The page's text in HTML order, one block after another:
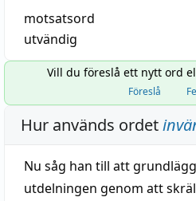
motsatsord
utvändig
Vill du föreslå ett nytt ord
Föreslå
Hur används ordet
Nu såg han till att
utdelningen genom att